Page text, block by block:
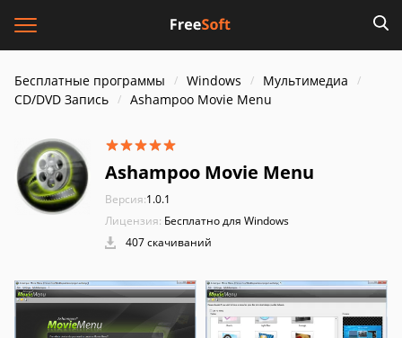
Бесплатные программы Windows
Мультимедиа
CD/DVD Запись
Ashampoo Movie Menu
Ashampoo Movie Menu
Версия:1.0.1
Лицензия: Бесплатно для Windows
407 скачиваний